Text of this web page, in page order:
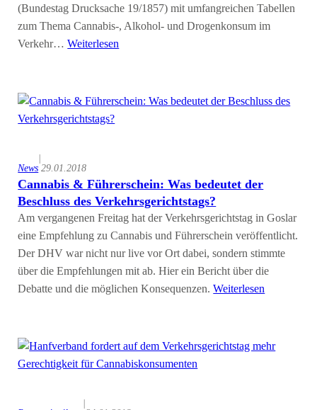
(Bundestag Drucksache 19/1857) mit umfangreichen Tabellen
zum Thema Cannabis-, Alkohol- und Drogenkonsum im
Verkehr…Weiterlesen
News
|
29.01.2018
Cannabis & Führerschein: Was bedeutet der
Beschluss des Verkehrsgerichtstags?
Am vergangenen Freitag hat der Verkehrsgerichtstag in Goslar
eine Empfehlung zu Cannabis und Führerschein veröffentlicht.
Der DHV war nicht nur live vor Ort dabei, sondern stimmte
über die Empfehlungen mit ab. Hier ein Bericht über die
Debatte und die möglichen Konsequenzen.Weiterlesen
|